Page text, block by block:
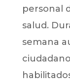
personal
salud.
semana